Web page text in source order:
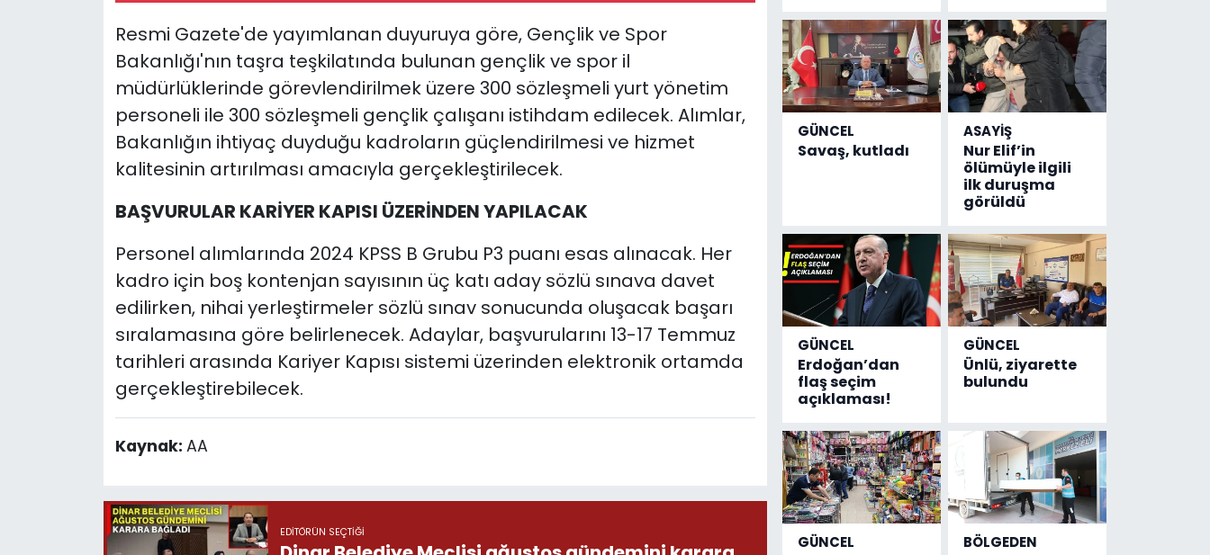
Resmi Gazete'de yayımlanan duyuruya göre, Gençlik ve Spor
Bakanlığı'nın taşra teşkilatında bulunan gençlik ve spor il
müdürlüklerinde görevlendirilmek üzere 300 sözleşmeli yurt yönetim
personeli ile 300 sözleşmeli gençlik çalışanı istihdam edilecek. Alımlar,
Bakanlığın ihtiyaç duyduğu kadroların güçlendirilmesi ve hizmet
kalitesinin artırılması amacıyla gerçekleştirilecek.
BAŞVURULAR KARİYER KAPISI ÜZERİNDEN YAPILACAK
Personel alımlarında 2024 KPSS B Grubu P3 puanı esas alınacak. Her
kadro için boş kontenjan sayısının üç katı aday sözlü sınava davet
edilirken, nihai yerleştirmeler sözlü sınav sonucunda oluşacak başarı
sıralamasına göre belirlenecek. Adaylar, başvurularını 13-17 Temmuz
tarihleri arasında Kariyer Kapısı sistemi üzerinden elektronik ortamda
gerçekleştirebilecek.
Kaynak: AA
EDITÖRÜN SEÇTIĞI
GÜNCEL
Savaş, kutladı
ASAYİŞ
Nur Elif’in
ölümüyle ilgili
ilk duruşma
görüldü
GÜNCEL
Erdoğan’dan
flaş seçim
açıklaması!
GÜNCEL
Ünlü, ziyarette
bulundu
GÜNCEL
BÖLGEDEN